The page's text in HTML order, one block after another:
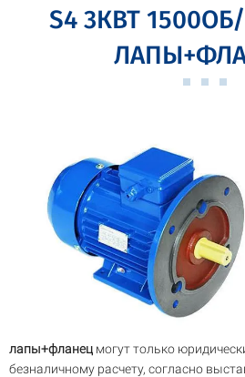
S4 3КВТ
лапы+фланец могут только
безналичному расчету, согласно